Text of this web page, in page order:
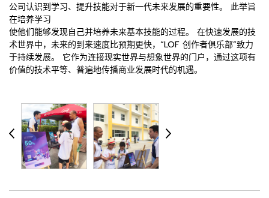
公司认识到学习、提升技能对于新一代未来发展的重要性。 此举旨
在培养学习
使他们能够发现自己并培养未来基本技能的过程。 在快速发展的技
术世界中，未来的到来速度比预期更快，“LOF 创作者俱乐部”致力
于持续发展。 它作为连接现实世界与想象世界的门户，通过这项有
价值的技术平等、普遍地传播商业发展时代的机遇。